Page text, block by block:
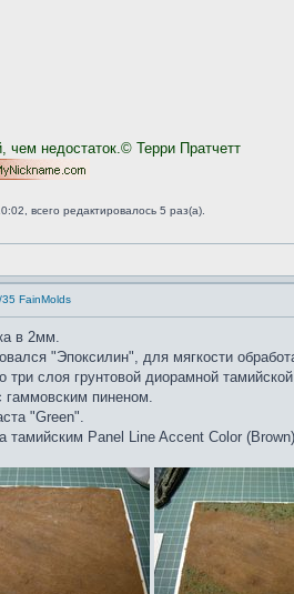
чем недостаток.© Терри Пратчетт
всего редактировалось 5 раз(а).
35 FainMolds
в 2мм.
"Эпоксилин", для мягкости
слоя грунтовой диорамной
пиненом.
"Green".
тамийским Panel Line Accent Color